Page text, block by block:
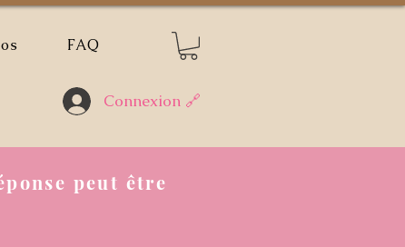
FAQ
Connexion 🔗
peut être